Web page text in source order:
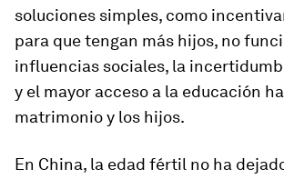
soluciones simples, como
para que tengan más hijos, no
influencias sociales, la
y el mayor acceso a la educación
matrimonio y los hijos.
En China, la edad fértil no ha